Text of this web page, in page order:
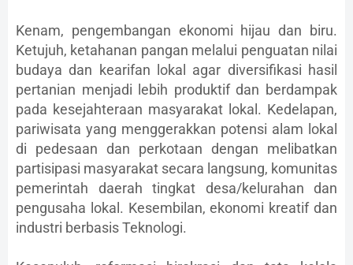
Kenam, pengembangan ekonomi hijau dan biru.
Ketujuh, ketahanan pangan melalui penguatan nilai
budaya dan kearifan lokal agar diversifikasi hasil
pertanian menjadi lebih produktif dan berdampak
pada kesejahteraan masyarakat lokal. Kedelapan,
pariwisata yang menggerakkan potensi alam lokal
di pedesaan dan perkotaan dengan melibatkan
partisipasi masyarakat secara langsung, komunitas
pemerintah daerah tingkat desa/kelurahan dan
pengusaha lokal. Kesembilan, ekonomi kreatif dan
industri berbasis Teknologi.